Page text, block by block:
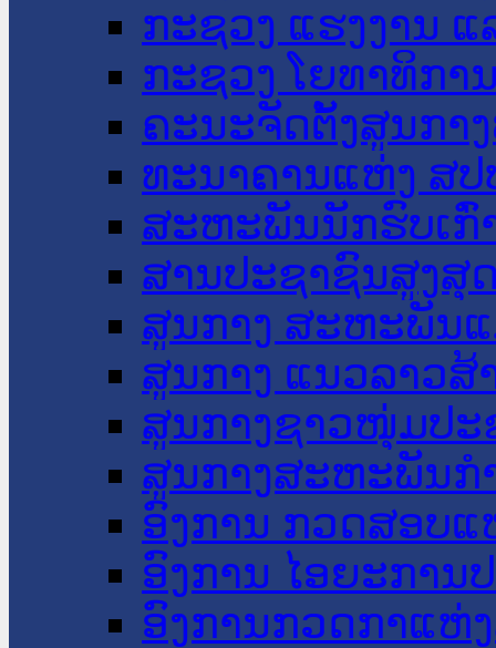
ກະຊວງ ແຮງງານ
ກະຊວງ ໂຍທາທິກາ
ຄະນະຈັດຕັ້ງສູນກາ
ທະນາຄານແຫ່ງ ສປ
ສະຫະພັນນັກຮົບເກົ່
ສານປະຊາຊົນສູງສຸ
ສູນກາງ ສະຫະພັນ
ສູນກາງ ແນວລາວສ້
ສູນກາງຊາວໜຸ່ມປະ
ສູນກາງສະຫະພັນກ
ອົງການ ກວດສອບແ
ອົງການ ໄອຍະການ
ອົງການກວດກາແຫ່